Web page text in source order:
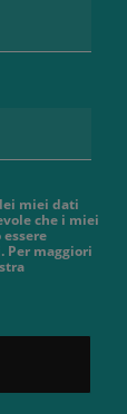
miei dati
che i miei
Per maggiori